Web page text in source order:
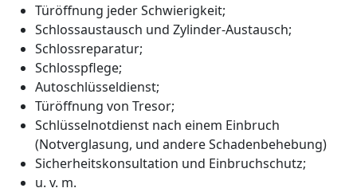
Türöffnung jeder Schwierigkeit;
Schlossaustausch und Zylinder-Austausch;
Schlossreparatur;
Schlosspflege;
Autoschlüsseldienst;
Türöffnung von Tresor;
Schlüsselnotdienst nach einem Einbruch
(Notverglasung, und andere Schadenbehebung)
Sicherheitskonsultation und Einbruchschutz;
u. v. m.